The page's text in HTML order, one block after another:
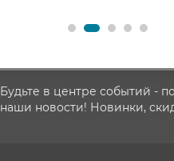
Будьте в центре событий -
наши новости! Новинки,